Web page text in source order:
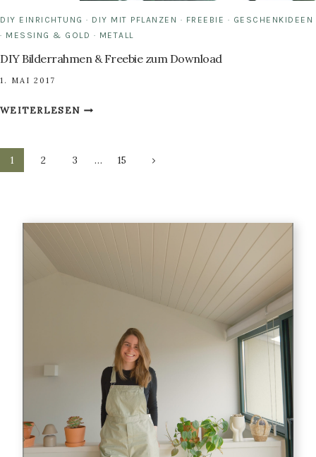
DIY EINRICHTUNG · DIY MIT PFLANZEN · FREEBIE · GESCHENKIDEEN
· MESSING & GOLD · METALL
DIY Bilderrahmen & Freebie zum Download
1. MAI 2017
WEITERLESENDIY
FREEBIE
Seitennavigation
1 2 3 … 15
Nächste